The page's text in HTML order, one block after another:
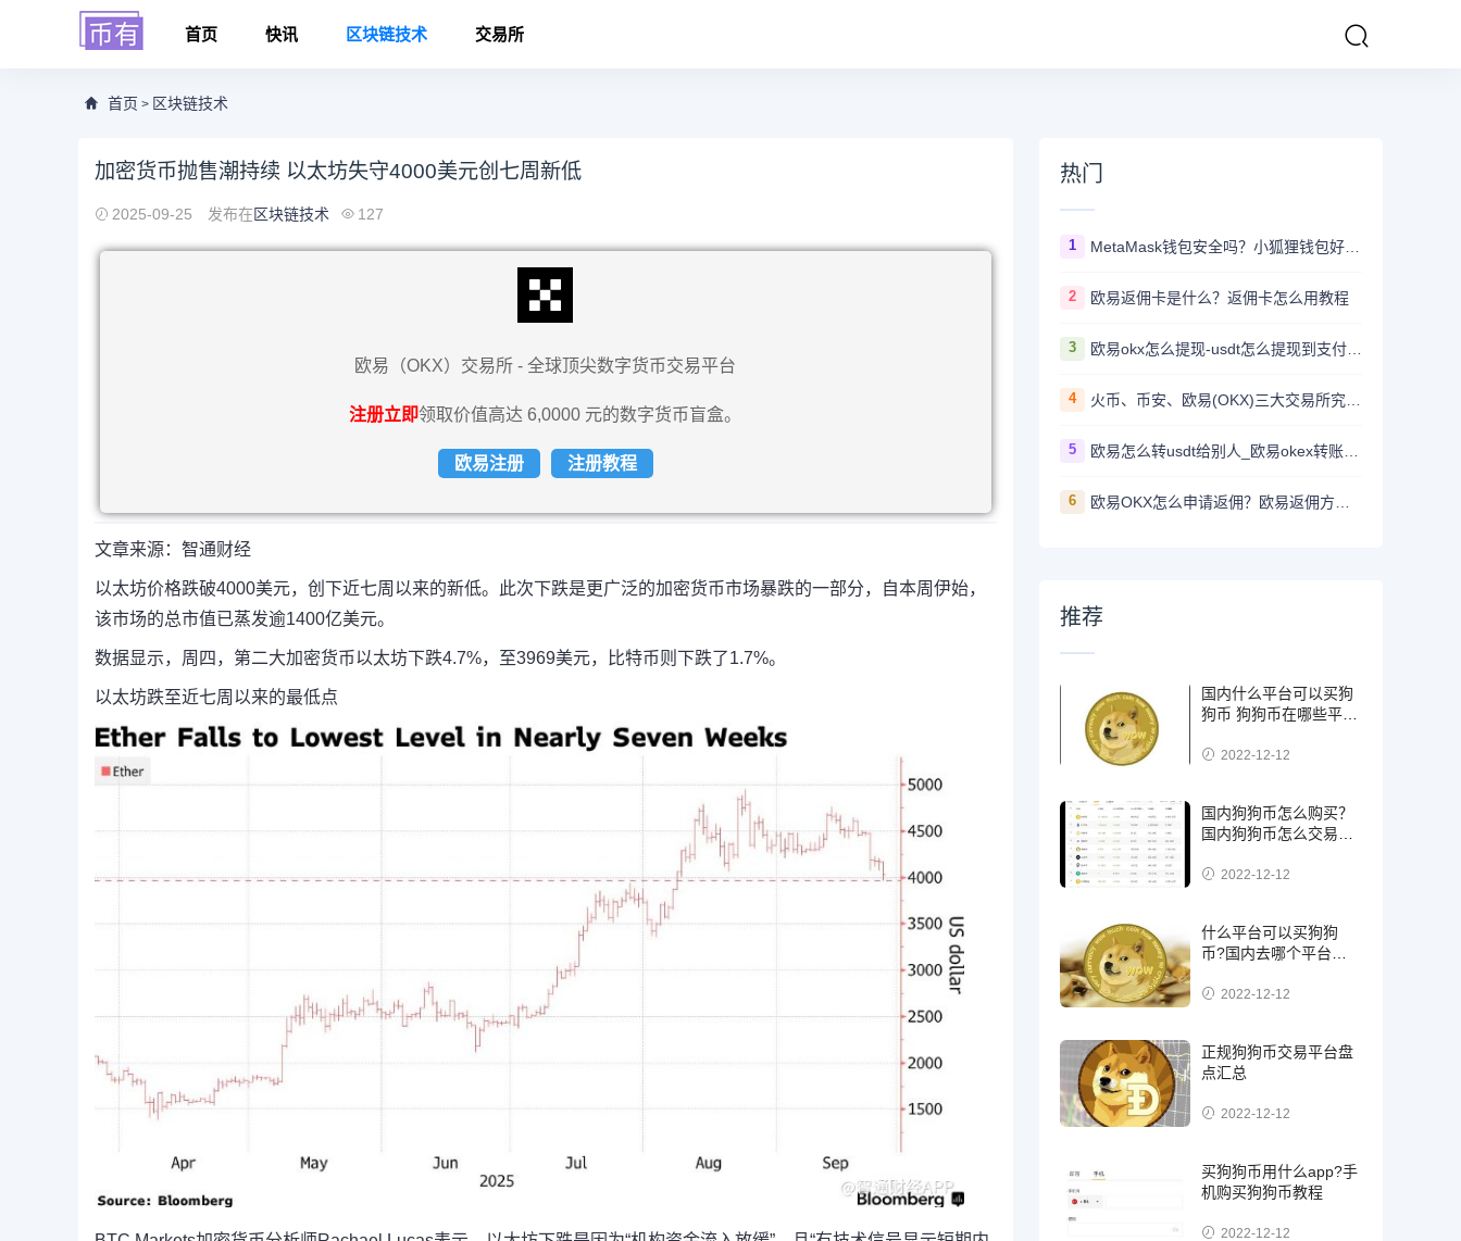
首页 快讯 区块链技术 交易所
首页 > 区块链技术
加密货币抛售潮持续 以太坊失守4000美元创七周新低
2025-09-25 发布在区块链技术 127
欧易（OKX）交易所 - 全球顶尖数字货币交易平台
注册立即领取价值高达 6,0000 元的数字货币盲盒。
欧易注册 注册教程
文章来源：智通财经
以太坊价格跌破4000美元，创下近七周以来的新低。此次下跌是更广泛的加密货币市场暴跌的一部分，自本周伊始，
该市场的总市值已蒸发逾1400亿美元。
数据显示，周四，第二大加密货币以太坊下跌4.7%，至3969美元，比特币则下跌了1.7%。
以太坊跌至近七周以来的最低点
热门
1 MetaMask钱包安全吗？小狐狸钱包好用吗？
2 欧易返佣卡是什么？返佣卡怎么用教程
3 欧易okx怎么提现-usdt怎么提现到支付宝教程
4 火币、币安、欧易(OKX)三大交易所究竟选哪家？
5 欧易怎么转usdt给别人_欧易okex转账usdt教程
6
推荐
国内什么平台可以买狗
狗币 狗狗币在哪些平台
2022-12-12
国内狗狗币怎么购买？
国内狗狗币怎么交易使
2022-12-12
什么平台可以买狗狗
币?国内去哪个平台买
2022-12-12
正规狗狗币交易平台盘
点汇总
2022-12-12
买狗狗币用什么app?手
机购买狗狗币教程
2022-12-12